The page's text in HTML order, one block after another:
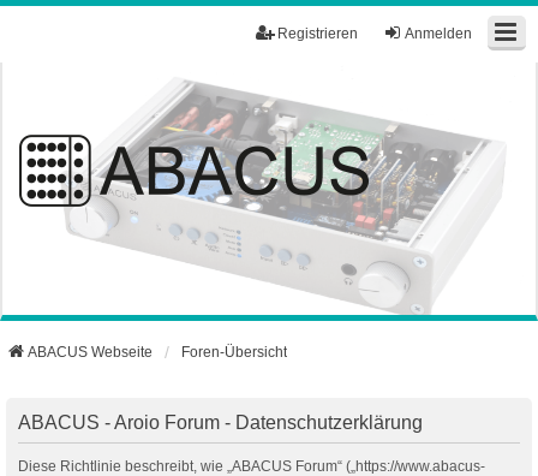
Anmelden
Registrieren
ABACUS Webseite Foren-Übersicht
ABACUS - Aroio Forum - Datenschutzerklärung
Diese Richtlinie beschreibt, wie „ABACUS Forum“ („https://www.abacus-